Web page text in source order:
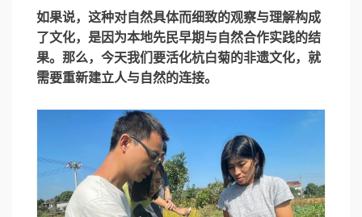
如果说，这种对自然具体而细致的观察与理解构成
了文化，是因为本地先民早期与自然合作实践的结
果。那么，今天我们要活化杭白菊的非遗文化，就
需要重新建立人与自然的连接。